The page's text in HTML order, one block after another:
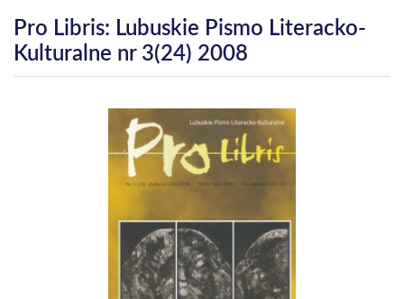
Pro Libris: Lubuskie Pismo Literacko-
Kulturalne nr 3(24) 2008